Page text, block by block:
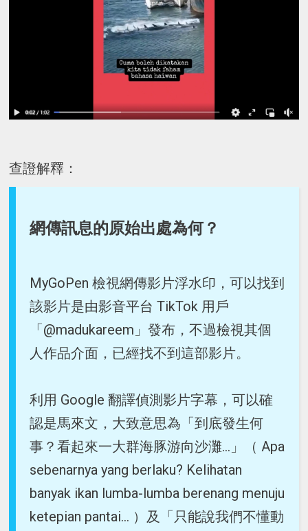
查證解釋：
網傳訊息的原始出處為何？
MyGoPen 檢視網傳影片浮水印，可以找到
該影片是由影音平台 TikTok 用戶
「@madukareem」發布，不過檢視其個
人作品介面，已經找不到這部影片。
利用 Google 翻譯偵測影片字幕，可以確
認是馬來文，大致意思為「到底發生何
事？看起來一大群海豚游向沙灘...」（ Apa
sebenarnya yang berlaku? Kelihatan
banyak ikan lumba-lumba berenang menuju
ketepian pantai... ）及「只能說我們不懂動